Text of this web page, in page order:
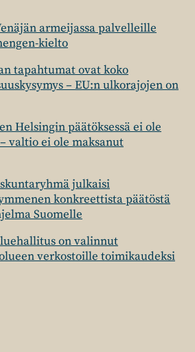
armeijassa palvelleille
kielto
tapahtumat ovat koko
– EU:n ulkorajojen on
Helsingin päätöksessä ei ole
valtio ei ole maksanut
julkaisi
konkreettista päätöstä
Suomelle
on valinnut
verkostoille toimikaudeksi